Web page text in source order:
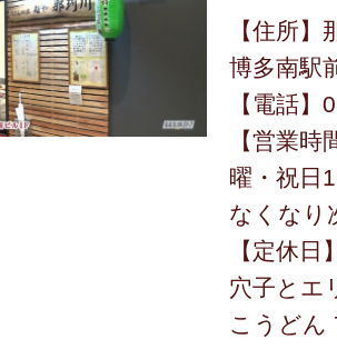
【住所
博多南駅
【電話
【営業
曜・祝日
なくなり
【定休日
穴子とエ
こうどん